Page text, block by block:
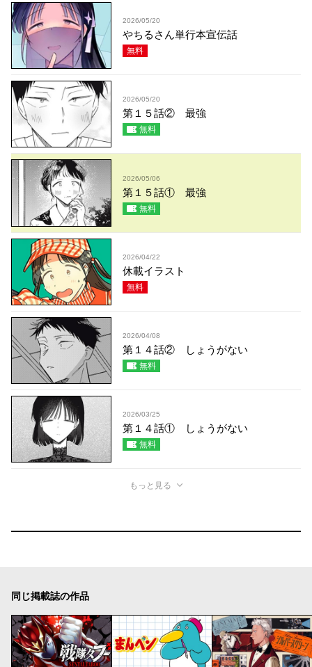
2026/05/20
やちるさん単行本宣伝話
無料
2026/05/20
第１５話② 最強
無料
2026/05/06
第１５話① 最強
無料
2026/04/22
休載イラスト
無料
2026/04/08
第１４話② しょうがない
無料
2026/03/25
第１４話① しょうがない
無料
もっと見る
同じ掲載誌の作品